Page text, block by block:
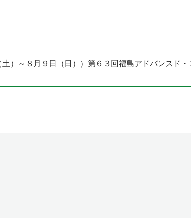
土）～８月９日（日））第６３回福島アドバンスド